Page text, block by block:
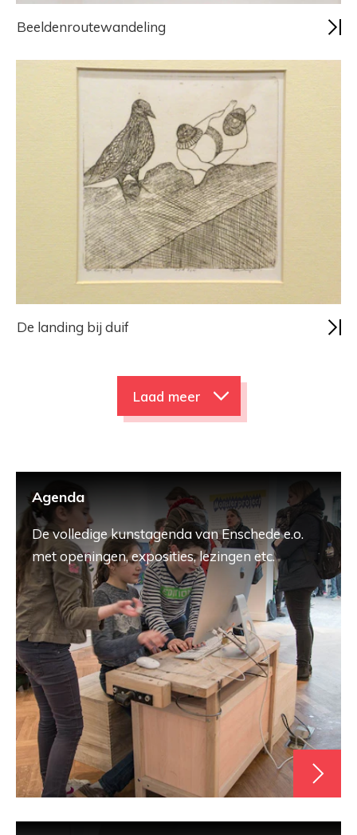
Beeldenroutewandeling
De landing bij duif
Laad meer
Agenda
De volledige kunstagenda van Enschede e.o.
met openingen, exposities, lezingen etc.